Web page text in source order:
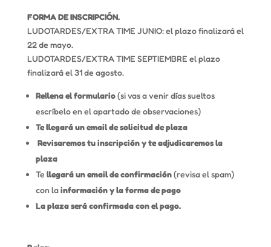
FORMA DE INSCRIPCIÓN.
LUDOTARDES/EXTRA TIME JUNIO: el plazo finalizará el
22 de mayo.
LUDOTARDES/EXTRA TIME SEPTIEMBRE el plazo
finalizará el 31 de agosto.
Rellena el formulario(si vas a venir días sueltos
escríbelo en el apartado de observaciones)
Te llegará un email de solicitud de plaza
Revisaremos tu inscripción y te adjudicaremos la
plaza
Te llegará un email de confirmación(revisa el spam)
con lainformación y la forma de pago
La plaza será confirmada con el pago.